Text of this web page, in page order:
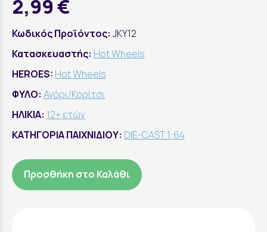
2,99 €
Κωδικός Προϊόντος: JKY12
Κατασκευαστής: Hot Wheels
HEROES: Hot Wheels
ΦΥΛΟ: Αγόρι/Κορίτσι
ΗΛΙΚΙΑ: 12+ ετών
ΚΑΤΗΓΟΡΙΑ ΠΑΙΧΝΙΔΙΟΥ: DIE-CAST 1:64
Προσθήκη στο Καλάθι